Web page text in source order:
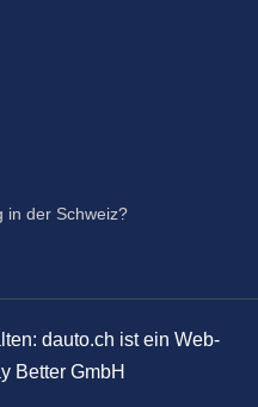
in der Schweiz?
dauto.ch ist ein Web-
Better GmbH